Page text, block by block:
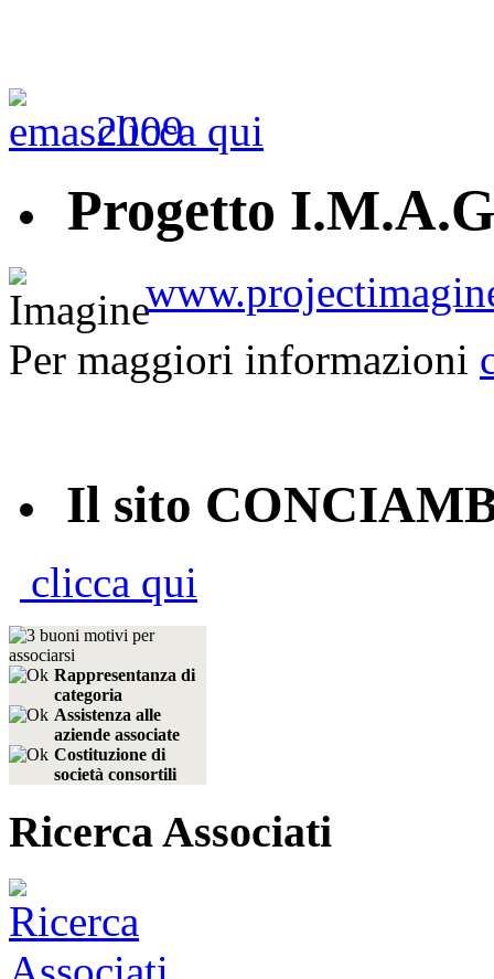
clicca qui
Progetto
Per maggiori informazioni
Il sito
clicca qui
Rappresentanza di
categoria
Assistenza alle
aziende associate
Costituzione di
società consortili
Ricerca Associati